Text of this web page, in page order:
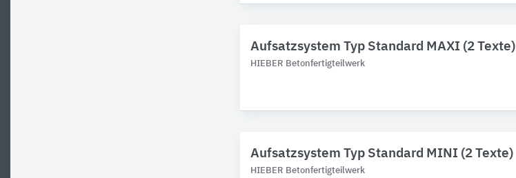
Aufsatzsystem Typ Standard MAXI (2 Texte)
HIEBER Betonfertigteilwerk
Aufsatzsystem Typ Standard MINI (2 Texte)
HIEBER Betonfertigteilwerk